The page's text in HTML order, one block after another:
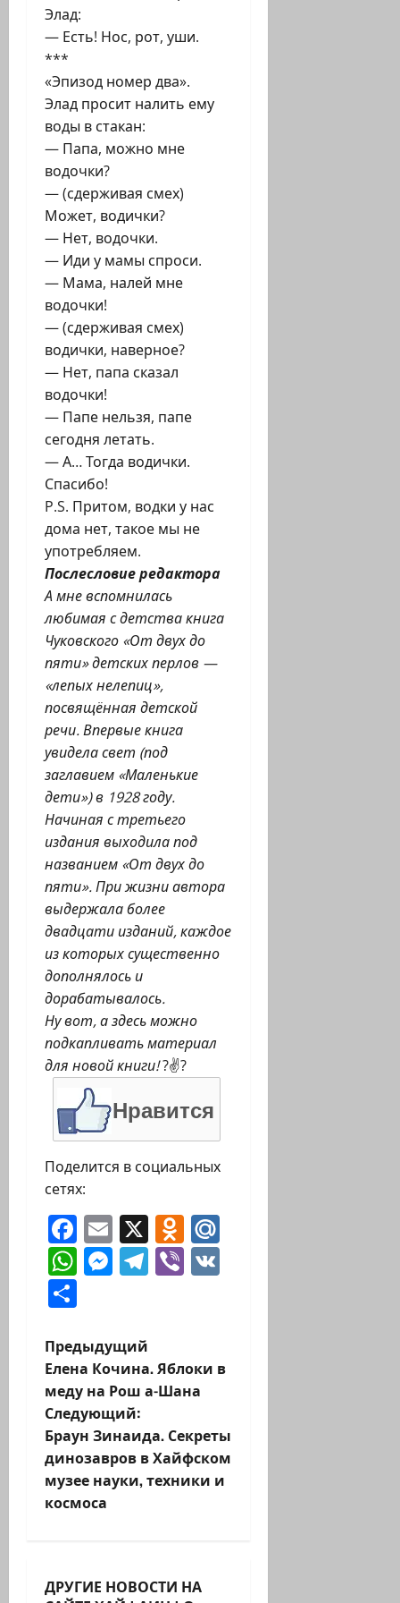
Элад:
— Есть! Нос, рот, уши.
***
«Эпизод номер два».
Элад просит налить ему
воды в стакан:
— Папа, можно мне
водочки?
— (сдерживая смех)
Может, водички?
— Нет, водочки.
— Иди у мамы спроси.
— Мама, налей мне
водочки!
— (сдерживая смех)
водички, наверное?
— Нет, папа сказал
водочки!
— Папе нельзя, папе
сегодня летать.
— А… Тогда водички.
Спасибо!
P.S. Притом, водки у нас
дома нет, такое мы не
употребляем.
Послесловие редактора
А мне вспомнилась
любимая с детства книга
Чуковского «От двух до
пяти» детских перлов —
«лепых нелепиц»,
посвящённая детской
речи. Впервые книга
увидела свет (под
заглавием «Маленькие
дети») в 1928 году.
Начиная с третьего
издания выходила под
названием «От двух до
пяти». При жизни автора
выдержала более
двадцати изданий, каждое
из которых существенно
дополнялось и
дорабатывалось.
Ну вот, а здесь можно
подкапливать материал
для новой книги!?✌?
Нравится
Поделится в социальных
сетях:
Facebook
Email
X Odnoklassniki
WhatsApp
Messenger
Telegram
Viber
Н
а
в
и
г
ц
Предыдущий
Елена Кочина. Яблоки в
меду на Рош а-Шана
Следующий:
Браун Зинаида. Секреты
динозавров в Хайфском
музее науки, техники и
космоса
ДРУГИЕ НОВОСТИ НА